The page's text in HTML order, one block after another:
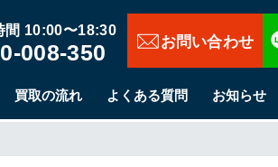
間 10:00〜18:30
008-350
買取の流れ よくある質問 お知らせ